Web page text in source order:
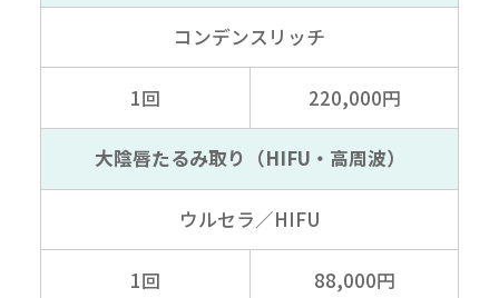
コンデンスリッチ
1回 220,000円
大陰唇たるみ取り （HIFU・高周波）
ウルセラ／HIFU
1回 88,000円